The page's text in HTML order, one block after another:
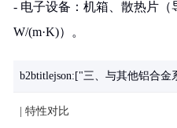
- 电子设备：机箱、散热片（
W/(m·K)）。
b2btitlejson:["三、与其他铝合金
| 特性对比